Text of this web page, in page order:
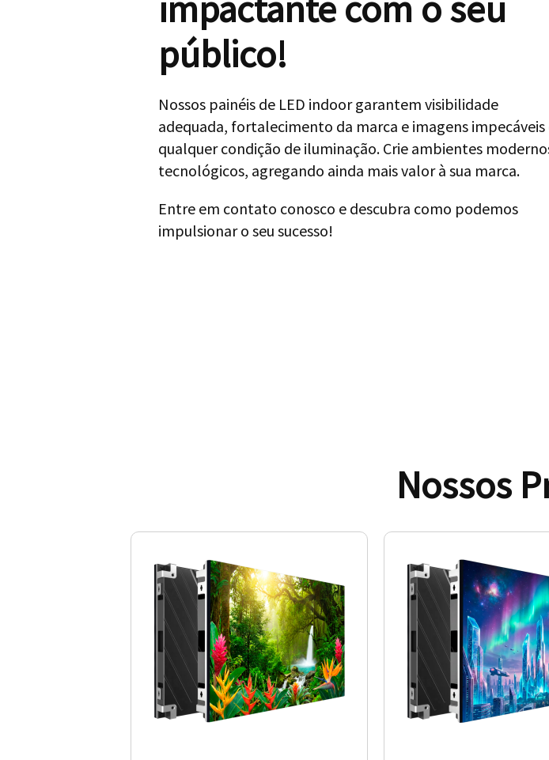
público!
Nossos painéis de LED indoor garantem visibilidade
adequada, fortalecimento da marca e imagens impecáveis
qualquer condição de iluminação. Crie ambientes
tecnológicos, agregando ainda mais valor à sua marca.
Entre em contato conosco e descubra como podemos
impulsionar o seu sucesso!
Nossos